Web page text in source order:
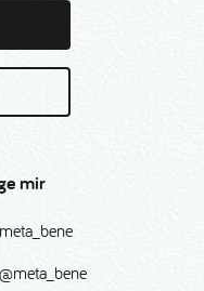
mir
meta_bene
@meta_bene